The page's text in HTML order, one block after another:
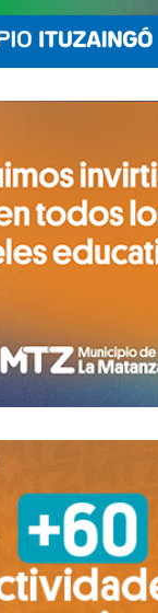
al
es
actual se fuera
Esperoque
lo que tenemos
pueden
país
La
Donzeli;
Orestes
Daniel Tronty,
SUTEP
Matanza;
Viviana Oscari,